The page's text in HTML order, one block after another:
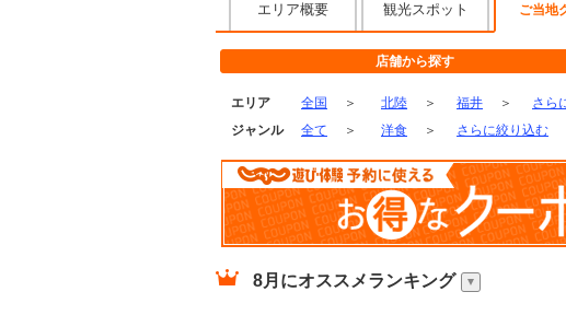
エリア概要 観光スポット ご当地
店舗から探す
エリア 全国 ＞ 北陸 ＞ 福井 ＞
さら
ジャンル
全て ＞ 洋食 ＞ さらに絞り込む
8月 にオススメランキング